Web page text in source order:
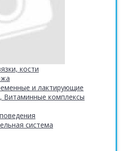
кости
и лактирующие
Витаминные комплексы
система